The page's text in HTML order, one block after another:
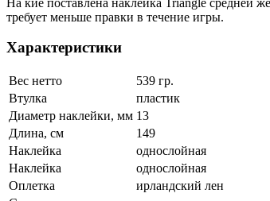
требует меньше правки в течение игры.
Характеристики
Вес нетто
539 гр.
Втулка
пластик
Диаметр наклейки, мм 13
Длина, см
149
Наклейка
однослойная
Наклейка
однослойная
Оплетка
ирландский лен